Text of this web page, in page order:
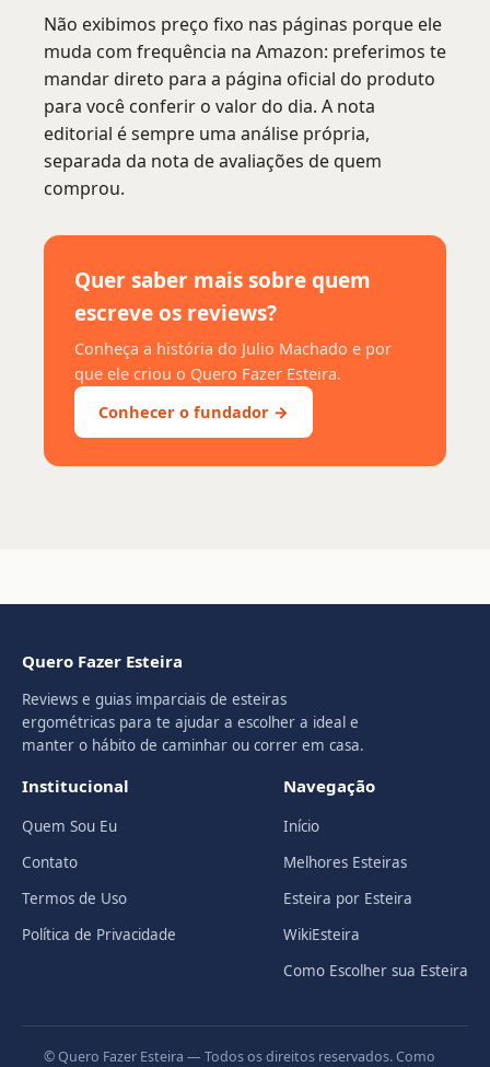
Não exibimos preço fixo nas páginas porque ele
muda com frequência na Amazon: preferimos te
mandar direto para a página oficial do produto
para você conferir o valor do dia. A nota
editorial é sempre uma análise própria,
separada da nota de avaliações de quem
comprou.
Quer saber mais sobre quem
escreve os reviews?
Conheça a história do Julio Machado e por
que ele criou o Quero Fazer Esteira.
Conhecer o fundador →
Quero Fazer Esteira
Reviews e guias imparciais de esteiras
ergométricas para te ajudar a escolher a ideal e
manter o hábito de caminhar ou correr em casa.
Institucional
Quem Sou Eu
Contato
Termos de Uso
Política de Privacidade
Navegação
Início
Melhores Esteiras
Esteira por Esteira
WikiEsteira
Como Escolher sua Esteira
© Quero Fazer Esteira — Todos os direitos reservados. Como